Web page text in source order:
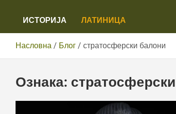
ИСТОРИЈА ЛАТИНИЦА
Насловна Блог стратосферски балони
Ознака: